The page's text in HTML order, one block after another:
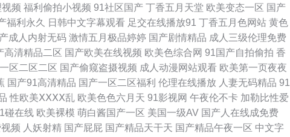
色综合大香蕉伊人天堂 欧美视频1区2区 海角免费tv 岛国福利社 AV鲁鲁亚洲
看 成人自卫 97人妻资源总站超碰 91免费网站a视频 91豆花制片厂 性交欧
网 福利国产av 95Av福利在线播放 91迷奸精品 91N视频乱吗免费 亚洲日韩
韩久久日 久草福利资源网 国产福利喷水视频91 大香蕉精品伊人 成人青草免
频 福利偷拍小视频 91社区国产 丁香五月天堂 欧美变态一区 国产
福利永久 日韩中文字幕观看 足交在线播放91 丁香五月色网站 黄色
成人内射无码 激情五月极品婷婷 国产剧情精品 成人三级伦理免费
高清精品二区 国产欧美在线视频 欧美色综合网 91国产自拍偷拍 香
区二区二区 国产偷窥盗摄视频 成人动漫网站观看 欧美第一页夜夜
国产91高清精品 国产一区二区福利 伦理在线播放 人妻无码精品 91
性欧美ⅩⅩⅩⅩ乱 欧美色色六月天 91影视网 午夜伦不卡 加勒比性爱
碰在线 欧美裸模 萌白酱国产一区 美国一级AV 国产人在线成免费
频 人妖射精 国产屁屁 国产精品天干天 国产精品午夜一区 中文字